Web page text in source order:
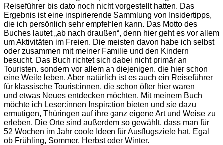
Reiseführer bis dato noch nicht vorgestellt hatten. Das
Ergebnis ist eine inspirierende Sammlung von Insidertipps,
die ich persönlich sehr empfehlen kann. Das Motto des
Buches lautet „ab nach draußen“, denn hier geht es vor allem
um Aktivitäten im Freien. Die meisten davon habe ich selbst
oder zusammen mit meiner Familie und den Kindern
besucht. Das Buch richtet sich dabei nicht primär an
Touristen, sondern vor allem an diejenigen, die hier schon
eine Weile leben. Aber natürlich ist es auch ein Reiseführer
für klassische Tourist:innen, die schon öfter hier waren
und etwas Neues entdecken möchten. Mit meinem Buch
möchte ich Leser:innen Inspiration bieten und sie dazu
ermutigen, Thüringen auf ihre ganz eigene Art und Weise zu
erleben. Die Orte sind außerdem so gewählt, dass man für
52 Wochen im Jahr coole Ideen für Ausflugsziele hat. Egal
ob Frühling, Sommer, Herbst oder Winter.